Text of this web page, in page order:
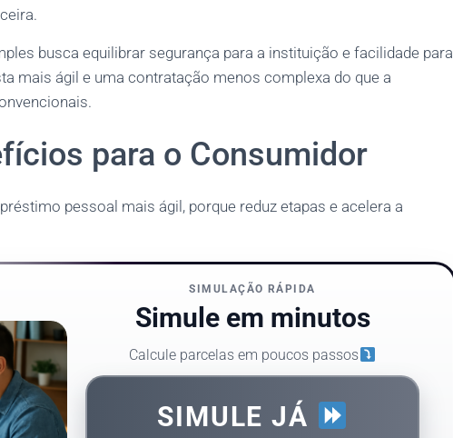
busca equilibrar segurança para a instituição e facilidade para
mais ágil e uma contratação menos complexa do que a
para o Consumidor
pessoal mais ágil, porque reduz etapas e acelera a
SIMULAÇÃO RÁPIDA
Simule em minutos
Calcule parcelas em poucos passos
SIMULE JÁ